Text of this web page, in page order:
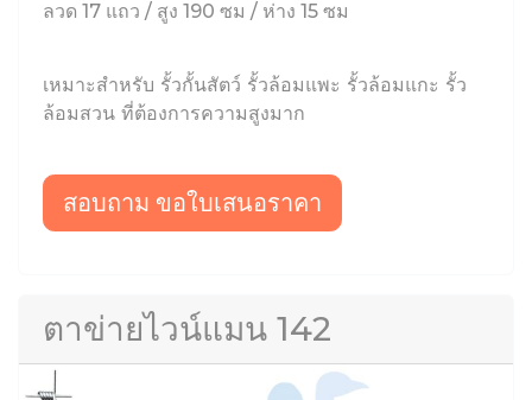
ลวด 17 แถว / สูง 190 ซม / ห่าง 15 ซม
เหมาะสำหรับ รั้วกั้นสัตว์ รั้วล้อมแพะ รั้วล้อมแกะ รั้ว
ล้อมสวน ที่ต้องการความสูงมาก
สอบถาม ขอใบเสนอราคา
ตาข่ายไวน์แมน 142